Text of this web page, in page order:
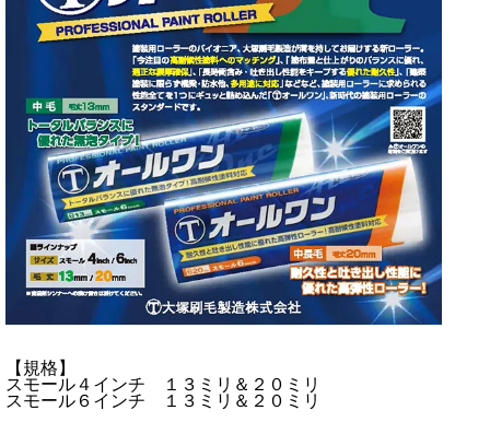
【規格】
スモール４インチ １３ミリ＆２０ミリ
スモール６インチ １３ミリ＆２０ミリ